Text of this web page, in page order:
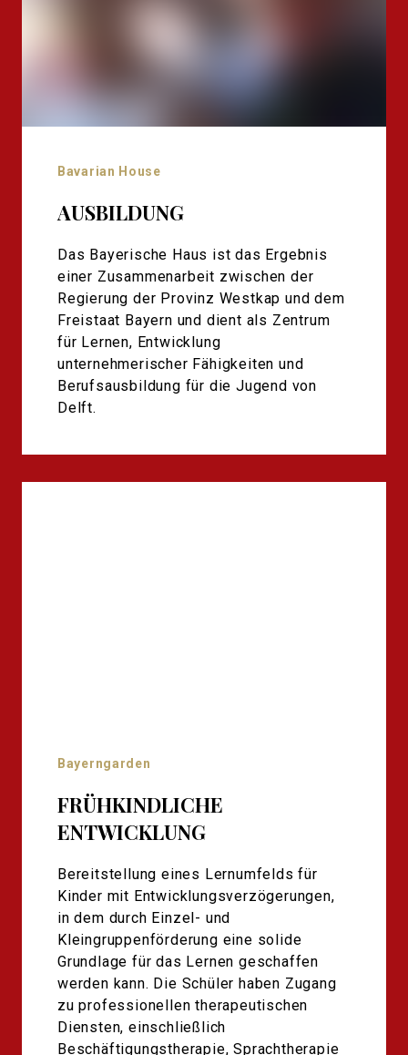
Bavarian House
AUSBILDUNG
Das Bayerische Haus ist das Ergebnis
einer Zusammenarbeit zwischen der
Regierung der Provinz Westkap und dem
Freistaat Bayern und dient als Zentrum
für Lernen, Entwicklung
unternehmerischer Fähigkeiten und
Berufsausbildung für die Jugend von
Delft.
Bayerngarden
FRÜHKINDLICHE
ENTWICKLUNG
Bereitstellung eines Lernumfelds für
Kinder mit Entwicklungsverzögerungen,
in dem durch Einzel- und
Kleingruppenförderung eine solide
Grundlage für das Lernen geschaffen
werden kann. Die Schüler haben Zugang
zu professionellen therapeutischen
Diensten, einschließlich
Beschäftigungstherapie, Sprachtherapie